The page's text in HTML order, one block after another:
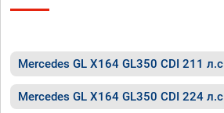
Mercedes GL X164 GL350 CDI 211 л.с
Mercedes GL X164 GL350 CDI 224 л.с